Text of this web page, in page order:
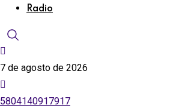
Radio
7 de agosto de 2026
5804140917917